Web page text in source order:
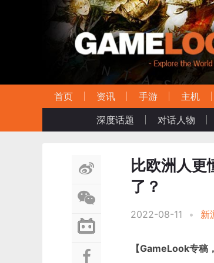
首页 资讯 手游 主机
深度话题
对话人物
比欧洲人更
了？
2022-08-11 • 新
【GameLook专稿